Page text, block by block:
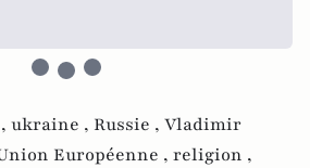
ukraine , Russie , Vladimir
Européenne , religion ,